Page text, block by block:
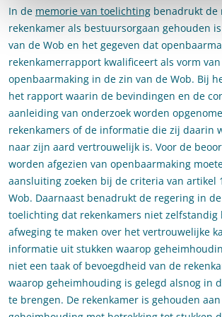
In de memorie van toelichting benadrukt de
rekenkamer als bestuursorgaan gehouden
van de Wob en het gegeven dat
rekenkamerrapport kwalificeert als vorm
openbaarmaking in de zin van de Wob. Bij
het rapport waarin de bevindingen en de
aanleiding van onderzoek worden
rekenkamers of de informatie die zij daarin
naar zijn aard vertrouwelijk is. Voor de
worden afgezien van openbaarmaking
aansluiting zoeken bij de criteria van artikel
Wob. Daarnaast benadrukt de regering in
toelichting dat rekenkamers niet zelfstandig
afweging te maken over het vertrouwelijke
informatie uit stukken waarop
niet een taak of bevoegdheid van de
waarop geheimhouding is gelegd alsnog in
te brengen. De rekenkamer is gehouden